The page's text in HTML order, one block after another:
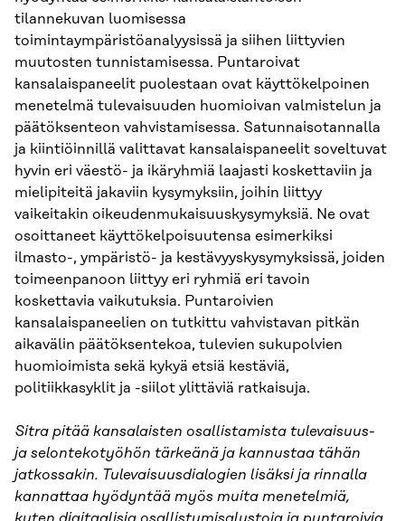
tilannekuvan luomisessa
toimintaympäristöanalyysissä ja siihen liittyvien
muutosten tunnistamisessa. Puntaroivat
kansalaispaneelit puolestaan ovat käyttökelpoinen
menetelmä tulevaisuuden huomioivan valmistelun ja
päätöksenteon vahvistamisessa. Satunnaisotannalla
ja kiintiöinnillä valittavat kansalaispaneelit soveltuvat
hyvin eri väestö- ja ikäryhmiä laajasti koskettaviin ja
mielipiteitä jakaviin kysymyksiin, joihin liittyy
vaikeitakin oikeudenmukaisuuskysymyksiä. Ne ovat
osoittaneet käyttökelpoisuutensa esimerkiksi
ilmasto-, ympäristö- ja kestävyyskysymyksissä, joiden
toimeenpanoon liittyy eri ryhmiä eri tavoin
koskettavia vaikutuksia. Puntaroivien
kansalaispaneelien on tutkittu vahvistavan pitkän
aikavälin päätöksentekoa, tulevien sukupolvien
huomioimista sekä kykyä etsiä kestäviä,
politiikkasyklit ja -siilot ylittäviä ratkaisuja.
Sitra pitää kansalaisten osallistamista tulevaisuus-
ja selontekotyöhön tärkeänä ja kannustaa tähän
jatkossakin. Tulevaisuusdialogien lisäksi ja rinnalla
kannattaa hyödyntää myös muita menetelmiä,